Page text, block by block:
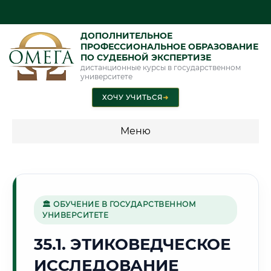
ДОПОЛНИТЕЛЬНОЕ
ПРОФЕССИОНАЛЬНОЕ ОБРАЗОВАНИЕ
ПО СУДЕБНОЙ ЭКСПЕРТИЗЕ
дистанционные курсы в государственном
университете
ХОЧУ УЧИТЬСЯ➜
Меню
специальности"
Стоимость по программам обучения "Судебная экспертиза"
Стоимость по программам обучения "Экспертиза"
🏛 ОБУЧЕНИЕ В ГОСУДАРСТВЕННОМ
УНИВЕРСИТЕТЕ
35.1. ЭТИКОВЕДЧЕСКОЕ
ИССЛЕДОВАНИЕ